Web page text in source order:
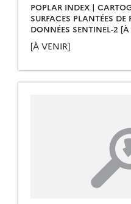
POPLAR INDEX |
SURFACES PLANTÉES DE
DONNÉES SENTINEL-2
[À VENIR]